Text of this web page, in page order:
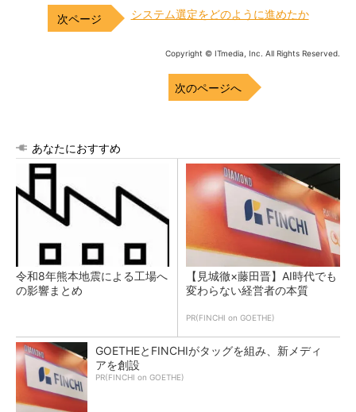
システム選定をどのように進めたか
Copyright © ITmedia, Inc. All Rights Reserved.
次のページへ
あなたにおすすめ
令和8年熊本地震による工場へ
の影響まとめ
【見城徹×藤田晋】AI時代でも
変わらない経営者の本質
PR(FINCHI on GOETHE)
GOETHEとFINCHIがタッグを組み、新メディ
アを創設
PR(FINCHI on GOETHE)